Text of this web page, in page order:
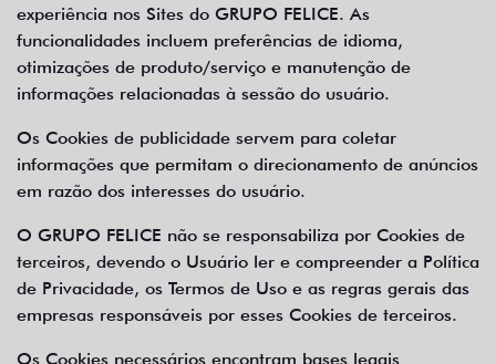
experiência nos Sites do GRUPO FELICE. As
funcionalidades incluem preferências de idioma,
otimizações de produto/serviço e manutenção de
informações relacionadas à sessão do usuário.
Os Cookies de publicidade servem para coletar
informações que permitam o direcionamento de anúncios
em razão dos interesses do usuário.
O GRUPO FELICE não se responsabiliza por Cookies de
terceiros, devendo o Usuário ler e compreender a Política
de Privacidade, os Termos de Uso e as regras gerais das
empresas responsáveis por esses Cookies de terceiros.
Os Cookies necessários encontram bases legais